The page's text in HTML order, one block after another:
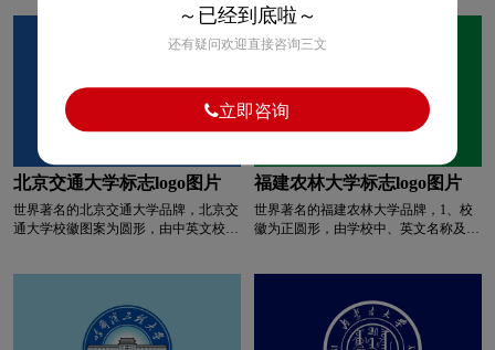
清洁用品logo设计 浅蓝色logo设计
肉logo设计 R字母酒店logo设计
普通手表logo设计 高端手表logo设计
食品logo设计 生活用纸logo设计
木齐）“三大现代化建筑”。红楼共两
层，砖木结构，主体用红砖砌成。1997
年拆除，成为新大人永恒的记忆。 “新
人、爱国民主人士、进步文人学者建设
“新疆大学”的光荣梦想，凝聚着他们在
新疆学院的奋斗业绩，激励一代又一代
因，推进新疆教育事业不断走上新的台
阶。
新意，地球寓意办学国际化。同时，校
徽中含有该校的中英文校名、校训以及
校标，信息量大。校徽由蓝色、红色和
的文化包容的精神，兼听各种文化的声
音，思想具有自由性。红色是热火般的
积极开拓进取，不断求实创新。
为汉字毛体“兰州大学”字样，下方为英
文“兰州大学”字样。 1、标志主体为兰
州大学图书馆正面视图，恰似一个展翅
重，表示兰州大学悠久的历史、厚重的
文化积淀和人才培养、科学研究宽厚的
畏艰难、勇攀高峰的雄心壮志和向上、
奋进的力量；三个台阶表示兰州大学完
整的办学体系（学士、硕士、博士）或
高等学校的三项功能（人才培养、知识
创新、社会服务）；“1909”为兰州大学
明兰州大学是一所向国际开放的大学。
北京交通大学标志logo图片
世界著名的北京交通大学品牌，北京交
通大学校徽图案为圆形，由中英文校
交通大学”。英文采用黑体
“BEIJINGJIAOTONG UNIVERSITY”。
1926年，中国交通部南洋大学将“铁
福建农林大学标志logo图片
世界著名的福建农林大学品牌，1、校
徽为正圆形，由学校中、英文名称及图
由字母“A”和“F”的结合变形设计而成,
体现农林办学特色，寓意关爱、培育下
的茁壮成长。 4、由字母“U”变形设计
～已经到底啦～
还有疑问欢迎直接咨询三文
立即咨询